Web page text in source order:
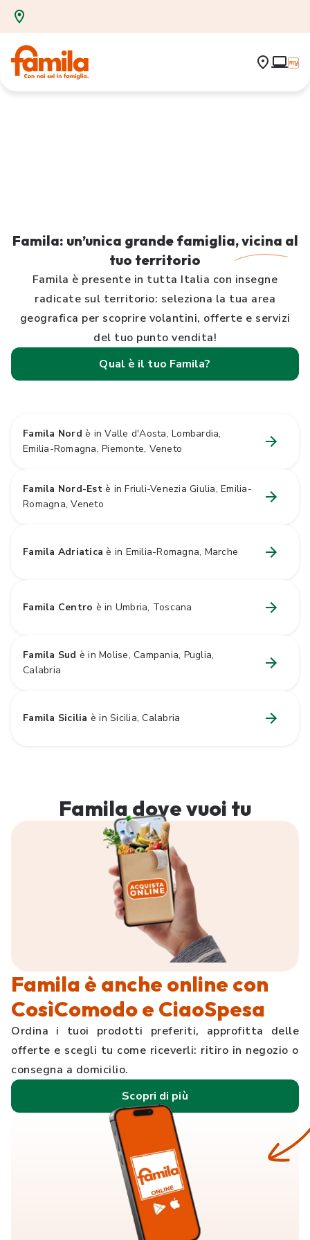
Famila: un’unica grande famiglia,vicina al
tuo territorio
Famila è presente in tutta Italia con insegne
radicate sul territorio: seleziona la tua area
geografica per scoprire volantini, offerte e servizi
del tuo punto vendita!
Qual è il tuo Famila?
Famila Nord è in Valle d'Aosta, Lombardia,
Emilia-Romagna, Piemonte, Veneto
Famila Nord-Estè in Friuli-Venezia Giulia, Emilia-
Romagna, Veneto
Famila Adriatica è in Emilia-Romagna, Marche
Famila Centro è in Umbria, Toscana
Famila Sud è in Molise, Campania, Puglia,
Calabria
Famila Sicilia è in Sicilia, Calabria
Famila dovevuoi tu
Famila è anche online con
CosìComodo e CiaoSpesa
Ordina i tuoi prodotti preferiti, approfitta delle
offerte e scegli tu come riceverli: ritiro in negozio o
consegna a domicilio.
Scopri di più